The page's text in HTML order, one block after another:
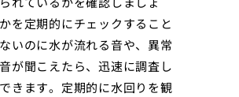
を定期的にチェックすること
いのに水が流れる音や、異常
が聞こえたら、迅速に調査し
きます。定期的に水回りを観